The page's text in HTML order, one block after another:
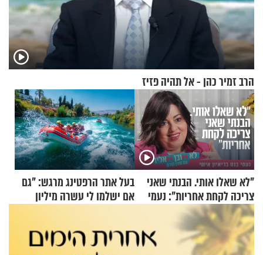
הרב זמיר כהן - אל תהיה פזיז
"לא שאלו אותי. הבנתי שאני
צריכה לקחת אחריות": נעמי
בנט בריאיון אישי
בעל אתר הרפטינג מרגש: "גם
אם ישלמו לי עשרה מיליון